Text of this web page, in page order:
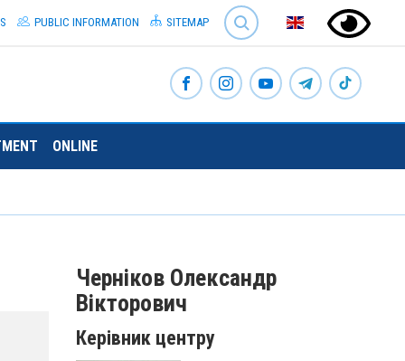
SEARCH
PUBLIC INFORMATION SITEMAP
ONLINE
Черніков Олександр
Вікторович
Керівник центру